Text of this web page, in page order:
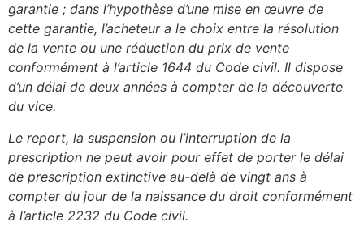
garantie ; dans l’hypothèse d’une mise en œuvre de
cette garantie, l’acheteur a le choix entre la résolution
de la vente ou une réduction du prix de vente
conformément à l’article 1644 du Code civil. Il dispose
d’un délai de deux années à compter de la découverte
du vice.
Le report, la suspension ou l’interruption de la
prescription ne peut avoir pour effet de porter le délai
de prescription extinctive au-delà de vingt ans à
compter du jour de la naissance du droit conformément
à l’article 2232 du Code civil.